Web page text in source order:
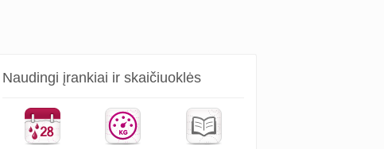
Naudingi įrankiai ir skaičiuoklės